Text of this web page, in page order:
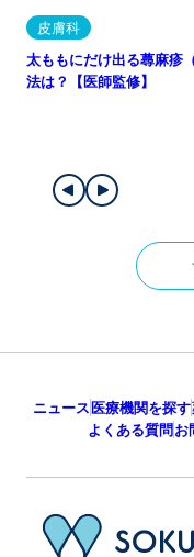
皮膚科
太ももにだけ出る蕁麻疹
法は？【医師監修】
ニュース医療機関を探す
よくある質問お